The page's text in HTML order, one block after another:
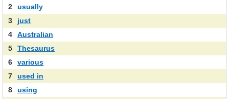
2
usually
3
just
4
Australian
5
Thesaurus
6
various
7
used in
8
using